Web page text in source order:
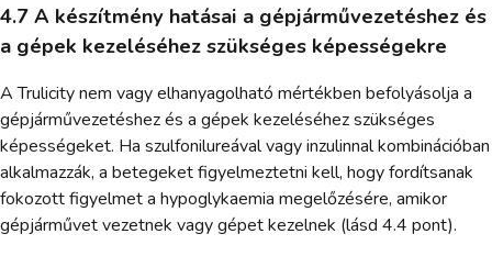
4.7 A készítmény hatásai a gépjárművezetéshez és
a gépek kezeléséhez szükséges képességekre
A Trulicity nem vagy elhanyagolható mértékben befolyásolja a
gépjárművezetéshez és a gépek kezeléséhez szükséges
képességeket. Ha szulfonilureával vagy inzulinnal kombinációban
alkalmazzák, a betegeket figyelmeztetni kell, hogy fordítsanak
fokozott figyelmet a hypoglykaemia megelőzésére, amikor
gépjárművet vezetnek vagy gépet kezelnek (lásd 4.4 pont).